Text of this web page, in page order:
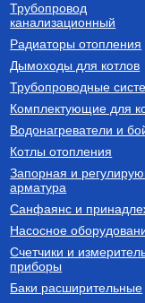
Насосы циркуляционные
Циркуль 25/40 (1х220В;
0,07кВт)
2 650Руб.
Купить
Трубы из сшитого
полиэтилена с
Трубопровод
канализационный
Радиаторы отопления
Дымоходы для котлов
Трубопроводные
Комплектующие для
Водонагреватели и
Котлы отопления
Запорная и
арматура
Санфаянс и
Насосное
Счетчики и
приборы
Баки расширительные